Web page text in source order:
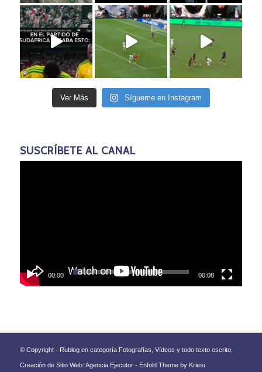
Ver Más Sígueme en Instagram
SUSCRÍBETE AL CANAL
00:00 00:08
© Copyright - Rublog en categoría Fotografías, Vídeos y todo texto escrito.
Creación de Sitio Web: Agencia Ejecutor - Enfold Theme by Kriesi